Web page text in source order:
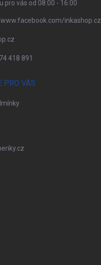
pro vás od 08:00 - 16:00
inkashop.cz
418 891
PRO VÁS